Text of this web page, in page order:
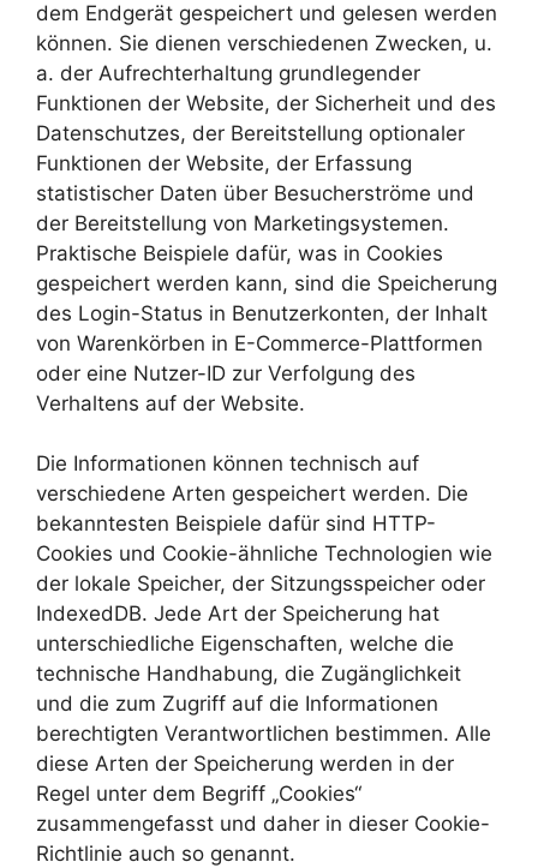
dem Endgerät gespeichert und gelesen werden
können. Sie dienen verschiedenen Zwecken, u.
a. der Aufrechterhaltung grundlegender
Funktionen der Website, der Sicherheit und des
Datenschutzes, der Bereitstellung optionaler
Funktionen der Website, der Erfassung
statistischer Daten über Besucherströme und
der Bereitstellung von Marketingsystemen.
Praktische Beispiele dafür, was in Cookies
gespeichert werden kann, sind die Speicherung
des Login-Status in Benutzerkonten, der Inhalt
von Warenkörben in E-Commerce-Plattformen
oder eine Nutzer-ID zur Verfolgung des
Verhaltens auf der Website.
Die Informationen können technisch auf
verschiedene Arten gespeichert werden. Die
bekanntesten Beispiele dafür sind HTTP-
Cookies und Cookie-ähnliche Technologien wie
der lokale Speicher, der Sitzungsspeicher oder
IndexedDB. Jede Art der Speicherung hat
unterschiedliche Eigenschaften, welche die
technische Handhabung, die Zugänglichkeit
und die zum Zugriff auf die Informationen
berechtigten Verantwortlichen bestimmen. Alle
diese Arten der Speicherung werden in der
Regel unter dem Begriff „Cookies“
zusammengefasst und daher in dieser Cookie-
Richtlinie auch so genannt.